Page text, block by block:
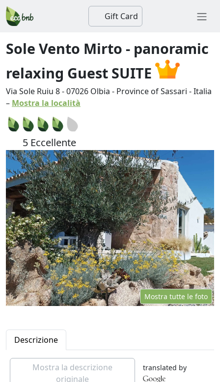
Gift Card
Sole Vento Mirto - panoramic
relaxing Guest SUITE
Via Sole Ruiu 8-07026 Olbia - Province of Sassari -Italia
– Mostra la località
5 Eccellente
Mostra tutte le foto
Descrizione
Mostra la descrizione
originale
translated by